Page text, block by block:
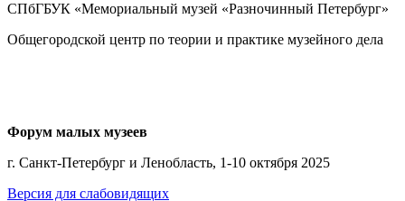
СПбГБУК «Мемориальный музей «Разночинный Петербург»
Общегородской центр по теории и практике музейного дела
Форум малых музеев
г. Санкт-Петербург и Ленобласть, 1-10 октября 2025
Версия для слабовидящих